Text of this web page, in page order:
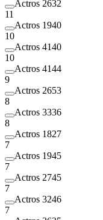
Actros 2632
11
Actros 1940
10
Actros 4140
10
Actros 4144
9
Actros 2653
8
Actros 3336
8
Actros 1827
7
Actros 1945
7
Actros 2745
7
Actros 3246
7